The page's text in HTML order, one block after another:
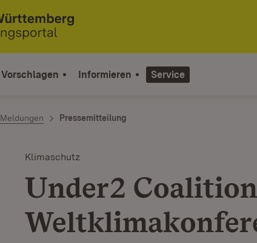
Vorschlagen Informieren Service
Meldungen Pressemitteilung
Klimaschutz
Under2